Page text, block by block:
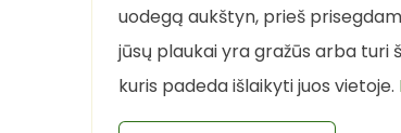
uodegą aukštyn, prieš
jūsų plaukai yra gražūs arba
kuris padeda išlaikyti juos vietoje.